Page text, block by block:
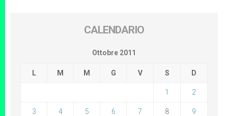
CALENDARIO
Ottobre 2011
L M M G V S D
1 2
3 4 5 6 7 8 9